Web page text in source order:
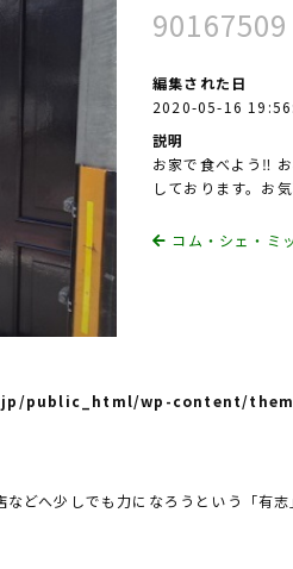
90167509
編集された日
2020-05-16
説明
お家で食べよう‼︎
しております。お
コム・シェ・ミ
public_html/wp-content/
どへ少しでも力になろうという「有